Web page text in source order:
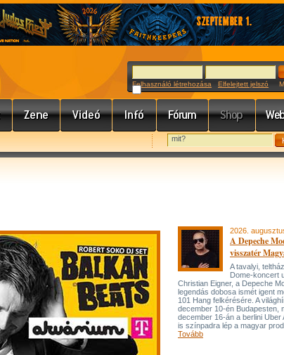
Felhasználó létrehozása Elfelejtett jelszó
2026.
A Depeche
visszatér
A tavalyi,
Dome-koncert
Christian Eigner, a Depeche
legendás dobosa ismét igent
101 Hang felkérésére. A
december 10-én Budapesten,
december 16-án a berlini Uber
is színpadra lép a magyar
Tovább